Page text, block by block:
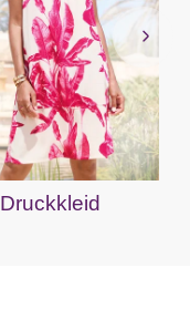
Druckkleid